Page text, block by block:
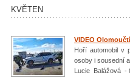
KVĚTEN
VIDEO
Hoří automobil v
osoby i sousední
Lucie Balážová -